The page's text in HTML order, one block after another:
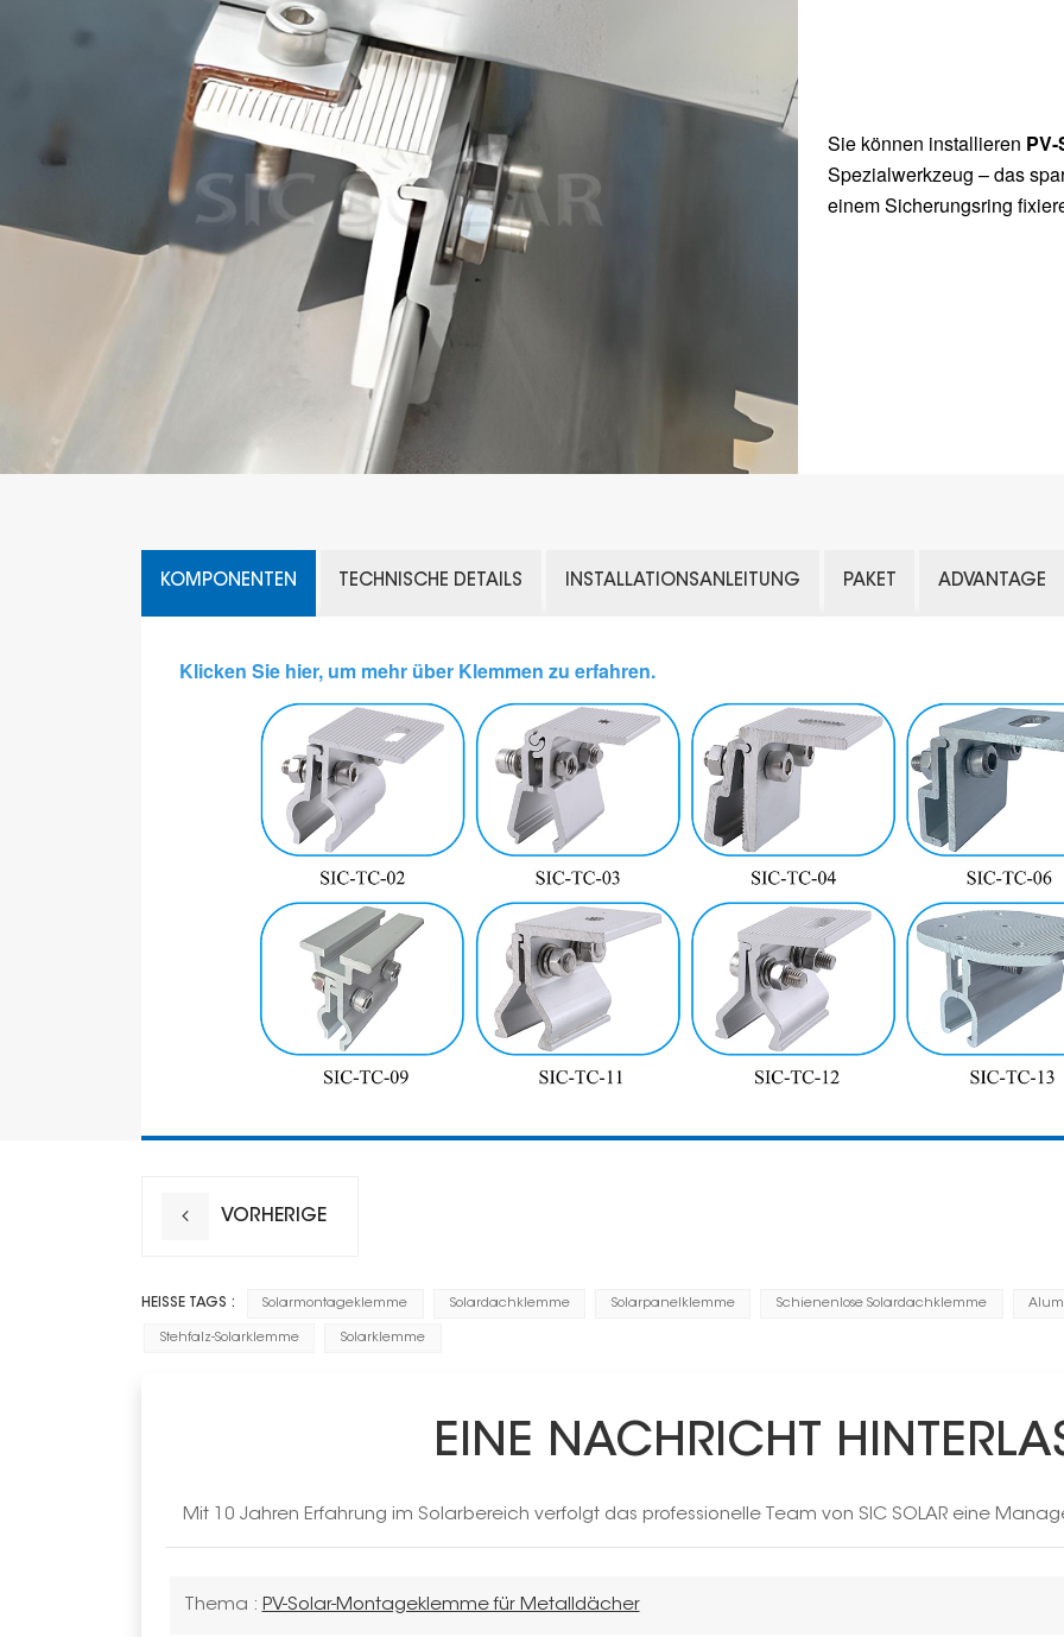
Sie können installieren
Spezialwerkzeug – das
einem Sicherungsring
KOMPONENTEN TECHNISCHE DETAILS INSTALLATIONSANLEITUNG PAKET ADVANTAGE
Klicken Sie hier, um mehr über Klemmen zu erfahren.
VORHERIGE
HEISSE TAGS : Solarmontageklemme Solardachklemme Solarpanelklemme Schienenlose Solardachklemme
Stehfalz-Solarklemme Solarklemme
EINE NACHRICHT
Mit 10 Jahren Erfahrung im Solarbereich verfolgt das professionelle Team von SIC SOLAR eine
Thema : PV-Solar-Montageklemme für Metalldächer